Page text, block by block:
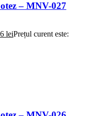
– MNV-027
leiPrețul curent este: